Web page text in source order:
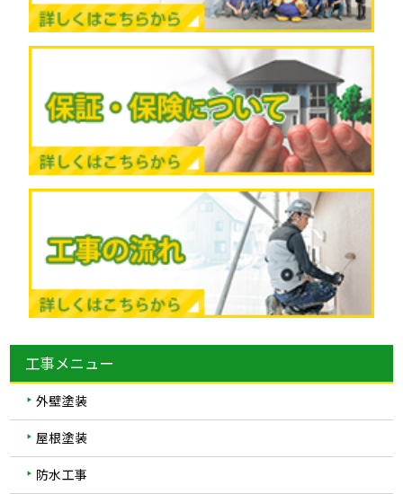
工事メニュー
外壁塗装
屋根塗装
防水工事